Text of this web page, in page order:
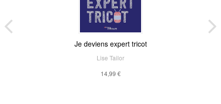
Je deviens expert tricot
Lise Tailor
14,99 €